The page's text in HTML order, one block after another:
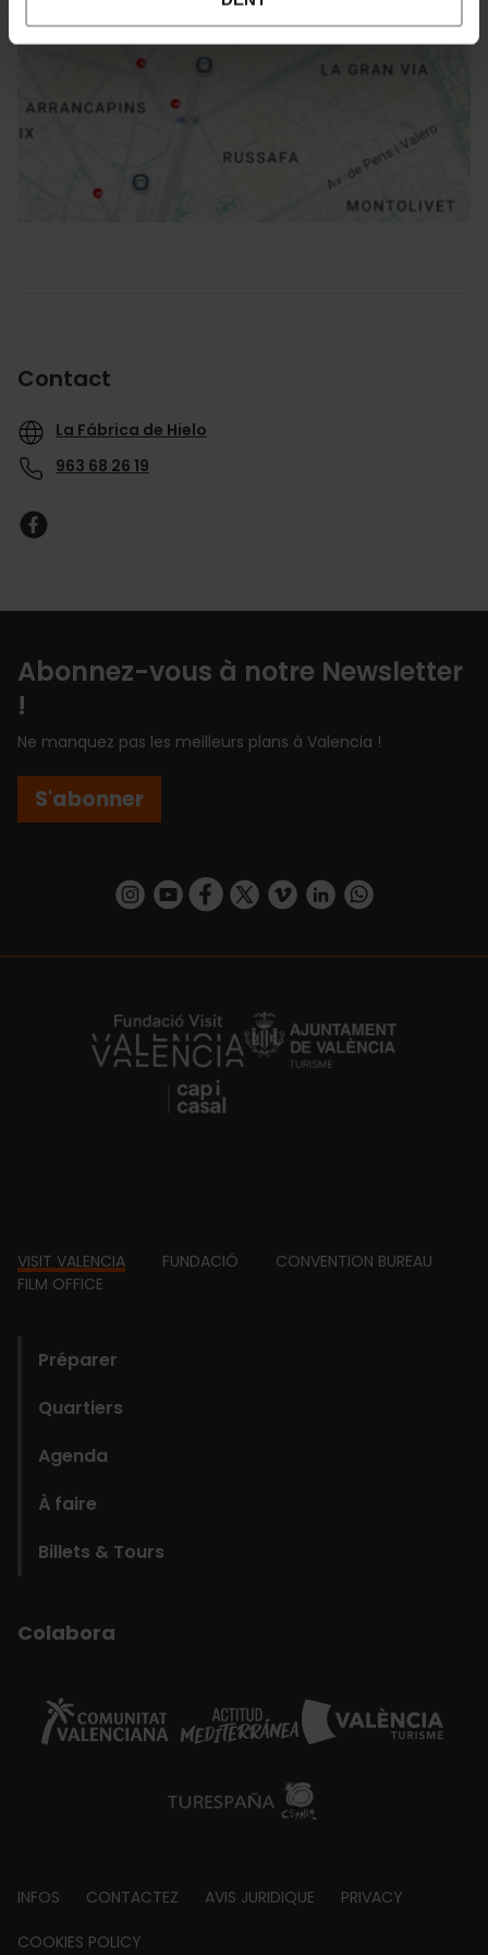
Directions
Contact
La Fábrica de Hielo
963 68 26 19
Abonnez-vous à notre Newsletter
!
Ne manquez pas les meilleurs plans à Valencia !
S'abonner
https://www.instagram.com/visit_valencia/
https://www.youtube.com/user/
https://www.facebook.com/
https://twitter.com/
https://vimeo.com/
https://www.linkedin.com/company/turismo-valencia/https://api.whatsapp.com/send/
https://fundacion.visitvalencia.com/
Footer
VISIT VALENCIA FUNDACIÓ
CONVENTION BUREAU
FILM OFFICE
Préparer
Quartiers
Agenda
À faire
Billets & Tours
Colabora
Footer
INFOS CONTACTEZ AVIS JURIDIQUE PRIVACY
COOKIES POLICY